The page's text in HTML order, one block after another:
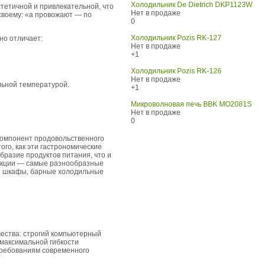
и привлекательной, что
«а провожают — по
отличает:
температурой.
продовольственного
как эти гастрономические
продуктов питания, что и
— самые разнообразные
шкафы, барные холодильные
строгий компьютерный
гибкости
современного
Холодильник De Dietrich DKP1123W
Нет в продаже
0
Холодильник Pozis RK-127
Нет в продаже
+1
Холодильник Pozis RK-126
Нет в продаже
+1
Микроволновая печь BBK MO2081S
Нет в продаже
0